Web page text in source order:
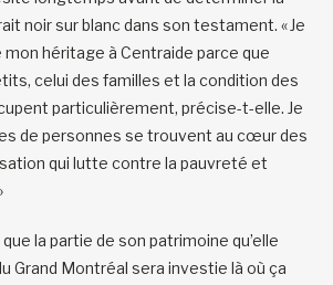
noir sur blanc dans son testament. « Je
héritage à Centraide parce que
celui des familles et la condition des
particulièrement, précise-t-elle. Je
de personnes se trouvent au cœur des
qui lutte contre la pauvreté et
la partie de son patrimoine qu’elle
Grand Montréal sera investie là où ça